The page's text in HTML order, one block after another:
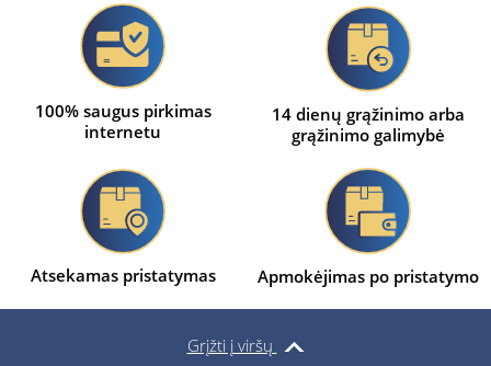
100% saugus pirkimas
internetu
14 dienų grąžinimo arba
grąžinimo galimybė
Atsekamas pristatymas Apmokėjimas po pristatymo
Grįžti į viršų